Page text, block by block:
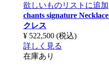
欲しいものリストに追加
chants signature Necklace
クレス
¥ 522,500 (税込)
詳しく見る
在庫あり